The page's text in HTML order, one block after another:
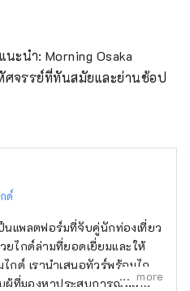
นะนำ: Morning Osaka
จรรย์ที่ทันสมัยและย่านช้อป
ด์
นแพลตฟอร์มที่จับคู่นักท่องเที่ยว
ไกด์ล่ามที่ยอดเยี่ยมและให้
กด์ เรานำเสนอทัวร์พร้อมไกด์
ผู้ที่มองหาประสบการณ์พิเศษmore